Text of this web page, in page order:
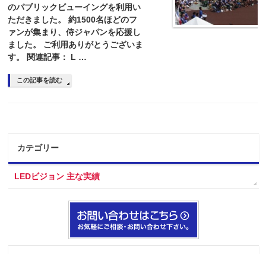
のパブリックビューイングを利用い
ただきました。 約1500名ほどのフ
ァンが集まり、侍ジャパンを応援し
ました。 ご利用ありがとうございま
す。 関連記事： L …
この記事を読む
カテゴリー
LEDビジョン 主な実績